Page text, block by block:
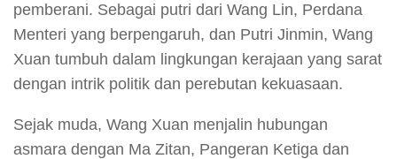
pemberani. Sebagai putri dari Wang Lin, Perdana
Menteri yang berpengaruh, dan Putri Jinmin, Wang
Xuan tumbuh dalam lingkungan kerajaan yang sarat
dengan intrik politik dan perebutan kekuasaan.
Sejak muda, Wang Xuan menjalin hubungan
asmara dengan Ma Zitan, Pangeran Ketiga dan